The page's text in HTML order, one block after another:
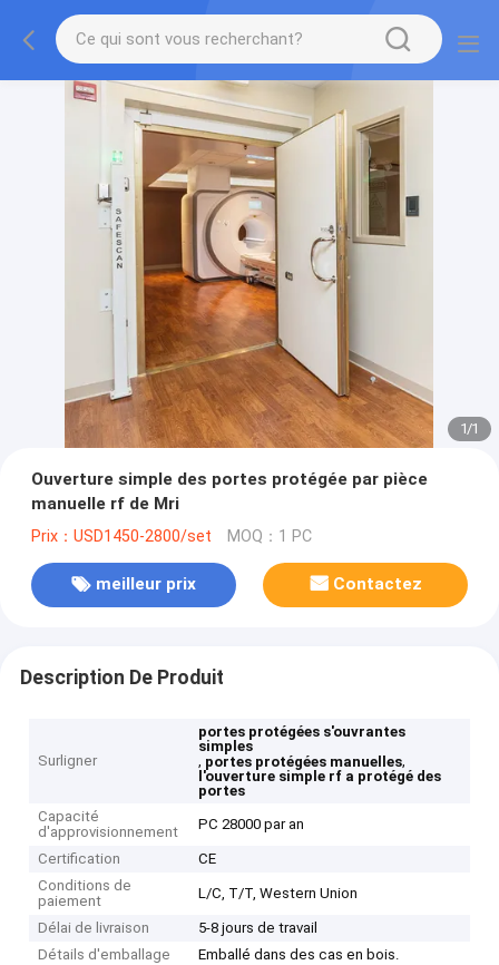
1/1
Ouverture simple des portes protégée par pièce
manuelle rf de Mri
Prix：USD1450-2800/set MOQ：1 PC
meilleur prix Contactez
Description De Produit
Surligner
portes protégées s'ouvrantes
simples
, portes protégées manuelles,
l'ouverture simple rf a protégé des
portes
Capacité
d'approvisionnement
PC 28000 par an
Certification
CE
Conditions de
paiement
L/C, T/T, Western Union
Délai de livraison
5-8 jours de travail
Détails d'emballage
Emballé dans des cas en bois.